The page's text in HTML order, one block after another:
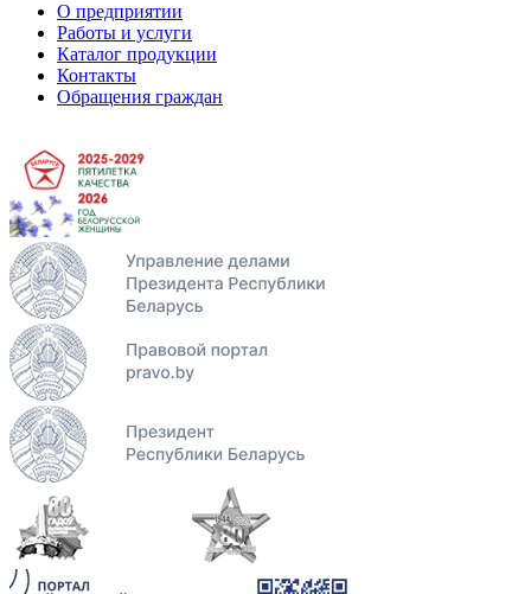
О предприятии
Работы и услуги
Каталог продукции
Контакты
Обращения граждан